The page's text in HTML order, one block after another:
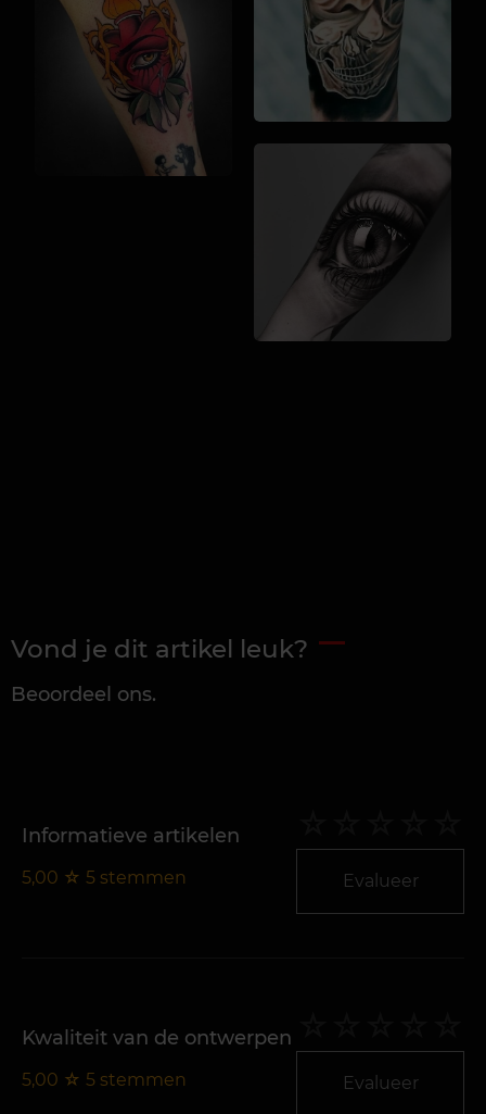
Vond je dit artikel leuk?
Beoordeel ons.
Informatieve artikelen
5,00 ☆ 5 stemmen Evalueer
Kwaliteit van de ontwerpen
5,00 ☆ 5 stemmen Evalueer